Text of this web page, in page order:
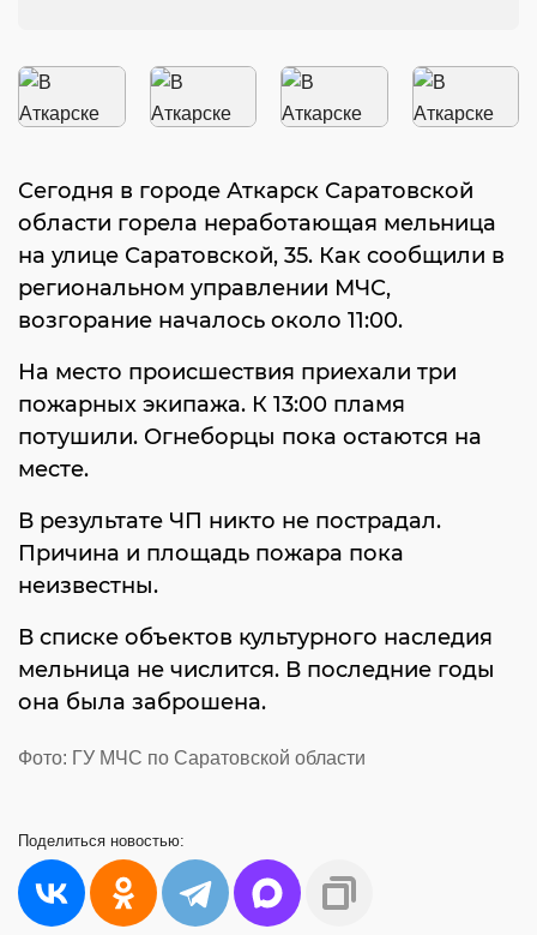
Сегодня в городе Аткарск Саратовской
области горела неработающая мельница
на улице Саратовской, 35. Как сообщили в
региональном управлении МЧС,
возгорание началось около 11:00.
На место происшествия приехали три
пожарных экипажа. К 13:00 пламя
потушили. Огнеборцы пока остаются на
месте.
В результате ЧП никто не пострадал.
Причина и площадь пожара пока
неизвестны.
В списке объектов культурного наследия
мельница не числится. В последние годы
она была заброшена.
Фото: ГУ МЧС по Саратовской области
Поделиться новостью: